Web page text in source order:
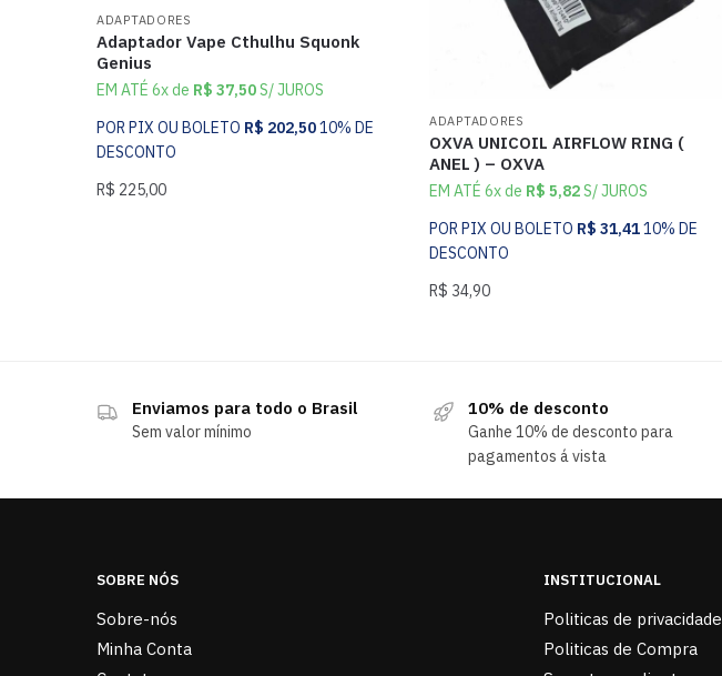
ADAPTADORES
Adaptador Vape Cthulhu Squonk
Genius
EM ATÉ 6x de R$ 37,50S/ JUROS
POR PIX OU BOLETO R$ 202,5010% DE
DESCONTO
R$ 225,00
ADAPTADORES
OXVA UNICOIL AIRFLOW RING (
ANEL ) – OXVA
EM ATÉ 6x de R$ 5,82S/ JUROS
POR PIX OU BOLETO R$ 31,4110% DE
DESCONTO
R$ 34,90
Enviamos para todo o Brasil
Sem valor mínimo
10% de desconto
Ganhe 10% de desconto para
pagamentos á vista
SOBRE NÓS
Sobre-nós
Minha Conta
INSTITUCIONAL
Politicas de privacidade
Politicas de Compra